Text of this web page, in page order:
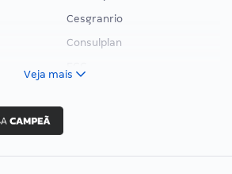
Cesgranrio
Consulplan
Veja mais